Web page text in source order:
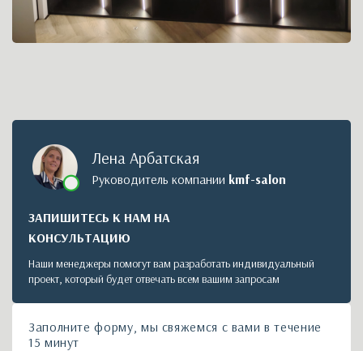
Лена Арбатская
Руководитель компании kmf-salon
ЗАПИШИТЕСЬ К НАМ НА
КОНСУЛЬТАЦИЮ
Наши менеджеры помогут вам разработать индивидуальный
проект, который будет отвечать всем вашим запросам
Заполните форму, мы свяжемся с вами в течение
15 минут